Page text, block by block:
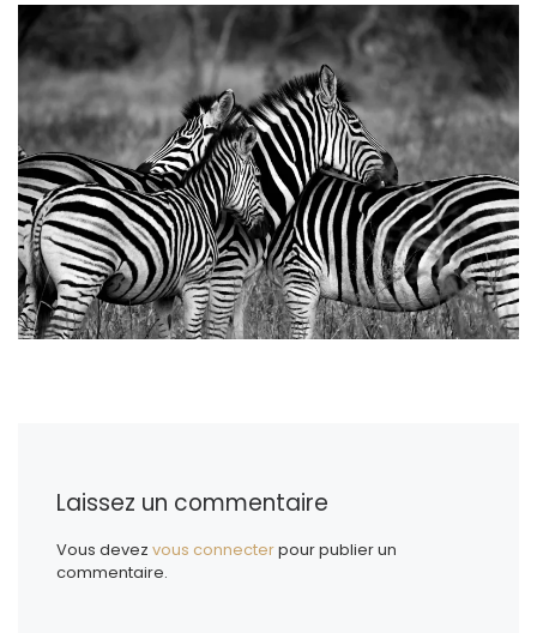
Laissez un commentaire
Vous devezvous connecterpour publier un
commentaire.